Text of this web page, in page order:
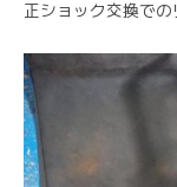
正ショック交換での